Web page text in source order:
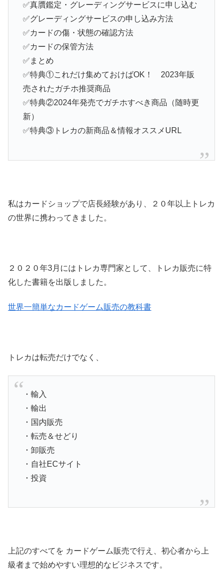
✅真贋鑑定・グレーディングサービスに申し込む
✅グレーディングサービスの申し込み方法
✅カードの傷・状態の確認方法
✅カードの保管方法
✅まとめ
✅特典①これだけ集めておけばOK！ 2023年販
売されたガチホ推奨商品
✅特典②2024年発売でガチホすべき商品（随時更
新）
✅特典③トレカの新商品＆情報オススメURL
私はカードショップで店長経験があり、２０年以上トレカ
の世界に携わってきました。
２０２０年3月にはトレカ専門家として、トレカ販売に特
化した書籍を出版しました。
世界一簡単なカードゲーム販売の教科書
トレカは転売だけでなく、
・輸入
・輸出
・国内販売
・転売＆せどり
・卸販売
・自社ECサイト
・投資
上記のすべてを カードゲーム販売で行え、初心者から上
級者まで始めやすい理想的なビジネスです。